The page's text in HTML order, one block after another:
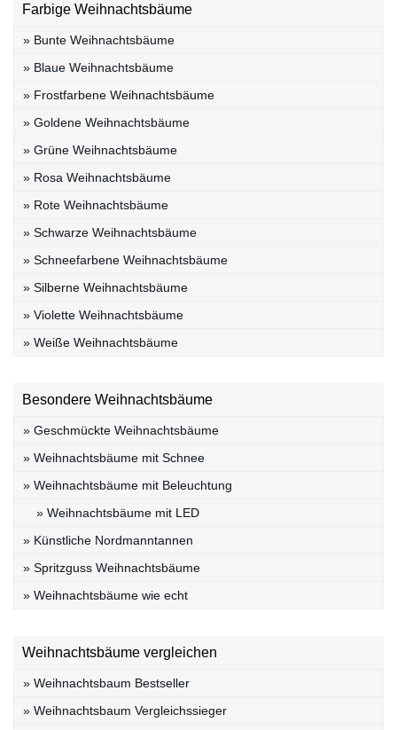
Farbige Weihnachtsbäume
» Bunte Weihnachtsbäume
» Blaue Weihnachtsbäume
» Frostfarbene Weihnachtsbäume
» Goldene Weihnachtsbäume
» Grüne Weihnachtsbäume
» Rosa Weihnachtsbäume
» Rote Weihnachtsbäume
» Schwarze Weihnachtsbäume
» Schneefarbene Weihnachtsbäume
» Silberne Weihnachtsbäume
» Violette Weihnachtsbäume
» Weiße Weihnachtsbäume
Besondere Weihnachtsbäume
» Geschmückte Weihnachtsbäume
» Weihnachtsbäume mit Schnee
» Weihnachtsbäume mit Beleuchtung
» Weihnachtsbäume mit LED
» Künstliche Nordmanntannen
» Spritzguss Weihnachtsbäume
» Weihnachtsbäume wie echt
Weihnachtsbäume vergleichen
» Weihnachtsbaum Bestseller
» Weihnachtsbaum Vergleichssieger